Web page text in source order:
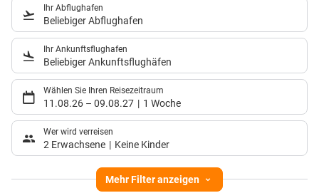
Ihr Abflughafen
Beliebiger Abflughafen
Ihr Ankunftsflughafen
Beliebiger Ankunftsflughäfen
Wählen Sie Ihren Reisezeitraum
11.08.26 – 09.08.27 1 Woche
Wer wird verreisen
2 Erwachsene Keine Kinder
Mehr Filter anzeigen